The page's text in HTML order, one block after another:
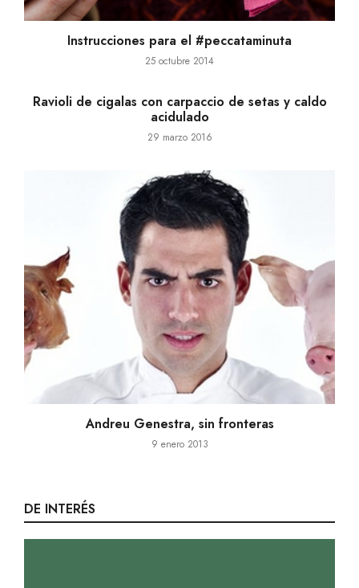
Instrucciones para el #peccataminuta
25 octubre 2014
Ravioli de cigalas con carpaccio de setas y caldo
acidulado
29 marzo 2016
Andreu Genestra, sin fronteras
9 enero 2013
DE INTERÉS